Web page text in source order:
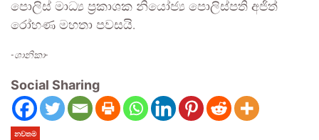
පොලිස් මාධ්‍ය ප්‍රකාශක නියෝජ්‍ය පොලිස්පති අජිත්
රෝහණ මහතා පවසයි.
-ශානිකා-
Social Sharing
නවතම